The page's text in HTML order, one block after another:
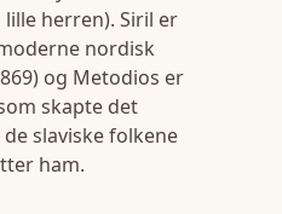
herren). Siril er
nordisk
og Metodios er
skapte det
slaviske folkene
ham.